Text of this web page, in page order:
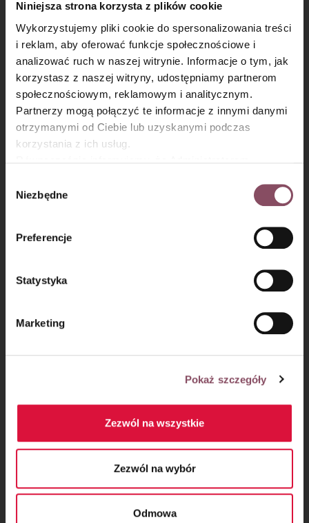
Niniejsza strona korzysta z plików cookie
Wykorzystujemy pliki cookie do spersonalizowania treści
i reklam, aby oferować funkcje społecznościowe i
analizować ruch w naszej witrynie. Informacje o tym, jak
korzystasz z naszej witryny, udostępniamy partnerom
społecznościowym, reklamowym i analitycznym.
Partnerzy mogą połączyć te informacje z innymi danymi
otrzymanymi od Ciebie lub uzyskanymi podczas
korzystania z ich usług.
Gdańsk (80-339) adres: Dickmana 14/15 więcej
informacji o przetwarzaniu danych osobowych oraz
Polityce
prywatności.
zgody
Niezbędne
Preferencje
Statystyka
Marketing
Pokaż szczegóły
Zezwól na wszystkie
Zezwól na wybór
Odmowa
Warto wiedzieć:
Co to jest ube dalgona coffee?
pianką. W tej wersji dodatkowo pojawia się ube,
orzechowy smak i charakterystyczny fioletowy
kolor.
z delikatną słodyczą i subtelnym smakiem ube,
Czy do dalgona coffee trzeba użyć kawy
Tak, klasyczna pianka dalgona najlepiej
ona po ubiciu z cukrem i gorącą wodą tworzy
charakterystyczną, lekką i puszystą
konsystencję.
Czy ube dalgona coffee można zrobić bez
×